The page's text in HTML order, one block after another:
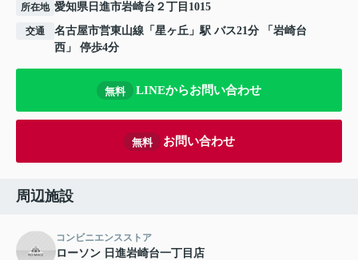
所在地 愛知県日進市岩崎台 ２丁目1015
交通 名古屋市営東山線 「 星ヶ丘 」駅 バス21分 「岩崎台
西」 停歩4分
無料 LINEからお問い合わせ
無料 お問い合わせ
周辺施設
コンビニエンスストア
ローソン 日進岩崎台一丁目店